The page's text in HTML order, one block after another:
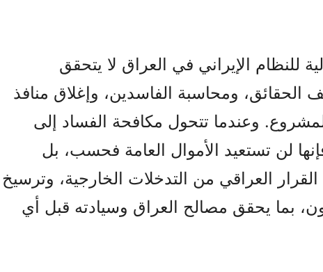
للنظام الإيراني في العراق لا يتحقق
الحقائق، ومحاسبة الفاسدين، وإغلاق منافذ
وعندما تتحول مكافحة الفساد إلى
لن تستعيد الأموال العامة فحسب، بل
العراقي من التدخلات الخارجية، وترسيخ
بما يحقق مصالح العراق وسيادته قبل أي